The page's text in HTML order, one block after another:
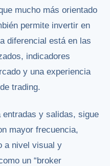
mucho más orientado
permite invertir en
diferencial está en las
indicadores
y una experiencia
trading.
y salidas, sigue
mayor frecuencia,
a nivel visual y
un “broker